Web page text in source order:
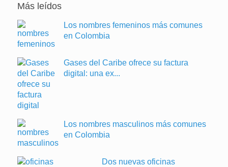
Más leídos
Los nombres femeninos más comunes
en Colombia
Gases del Caribe ofrece su factura
digital: una ex...
Los nombres masculinos más comunes
en Colombia
Dos nuevas oficinas